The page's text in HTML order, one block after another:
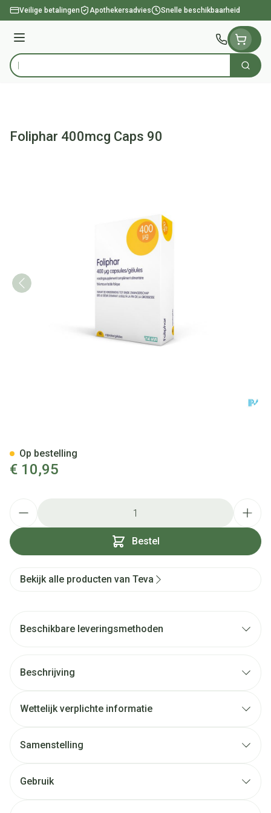
Ga naar de inhoud
Veilige betalingen Apothekersadvies Snelle beschikbaarheid
Menu
Product, merk, categorie... Zoek
Foliphar 400mcg Caps 90
€ 10,95
Bestel
Op bestelling
Bekijk alle producten van Teva
Beschikbare leveringsmethoden
Beschrijving
Wettelijk verplichte informatie
Samenstelling
Gebruik